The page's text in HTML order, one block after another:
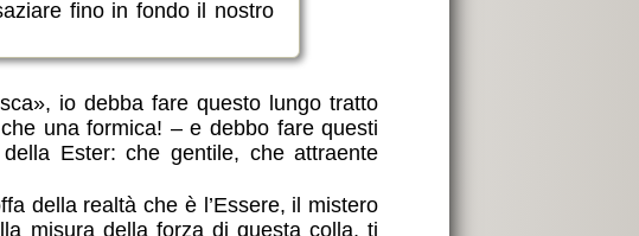
fino in fondo il nostro
io debba fare questo lungo tratto
una formica! – e debbo fare questi
Ester: che gentile, che attraente
della realtà che è l’Essere, il mistero
misura della forza di questa colla, ti